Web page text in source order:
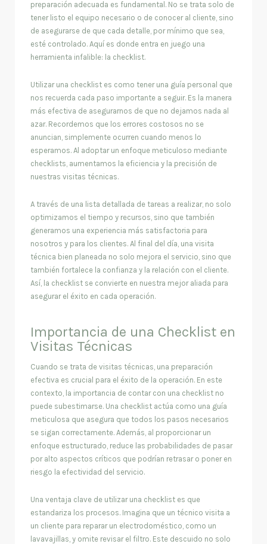
preparación adecuada es fundamental. No se trata solo de
tener listo el equipo necesario o de conocer al cliente, sino
de asegurarse de que cada detalle, por mínimo que sea,
esté controlado. Aquí es donde entra en juego una
herramienta infalible: la checklist.
Utilizar una checklist es como tener una guía personal que
nos recuerda cada paso importante a seguir. Es la manera
más efectiva de asegurarnos de que no dejamos nada al
azar. Recordemos que los errores costosos no se
anuncian, simplemente ocurren cuando menos lo
esperamos. Al adoptar un enfoque meticuloso mediante
checklists, aumentamos la eficiencia y la precisión de
nuestras visitas técnicas.
A través de una lista detallada de tareas a realizar, no solo
optimizamos el tiempo y recursos, sino que también
generamos una experiencia más satisfactoria para
nosotros y para los clientes. Al final del día, una visita
técnica bien planeada no solo mejora el servicio, sino que
también fortalece la confianza y la relación con el cliente.
Así, la checklist se convierte en nuestra mejor aliada para
asegurar el éxito en cada operación.
Importancia de una Checklist en
Visitas Técnicas
Cuando se trata de visitas técnicas, una preparación
efectiva es crucial para el éxito de la operación. En este
contexto, la importancia de contar con una checklist no
puede subestimarse. Una checklist actúa como una guía
meticulosa que asegura que todos los pasos necesarios
se sigan correctamente. Además, al proporcionar un
enfoque estructurado, reduce las probabilidades de pasar
por alto aspectos críticos que podrían retrasar o poner en
riesgo la efectividad del servicio.
Una ventaja clave de utilizar una checklist es que
estandariza los procesos. Imagina que un técnico visita a
un cliente para reparar un electrodoméstico, como un
lavavajillas, y omite revisar el filtro. Este descuido no solo